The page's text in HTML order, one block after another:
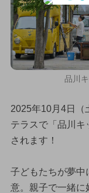
品川
2025年10月4日（
テラスで「品川
されます！
子どもたちが夢中
意。親子で一緒に